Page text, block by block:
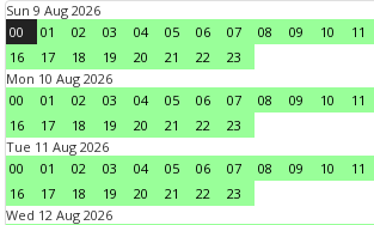
Sun 9 Aug 2026
00
01 02 03 04 05 06 07 08 09 10 11
16
17 18 19 20 21 22
23
Mon 10 Aug 2026
00
01 02 03 04 05 06 07 08 09 10 11
16
17 18 19 20 21 22
23
Tue 11 Aug 2026
00
01 02 03 04 05 06 07 08 09 10 11
16
17 18 19 20 21 22
23
Wed 12 Aug 2026